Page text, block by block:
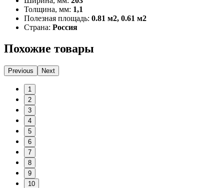
Толщина, мм: 1,1
Полезная площадь: 0.81 м2, 0.61 м2
Страна: Россия
Похожие товары
Previous Next
1
2
3
4
5
6
7
8
9
10